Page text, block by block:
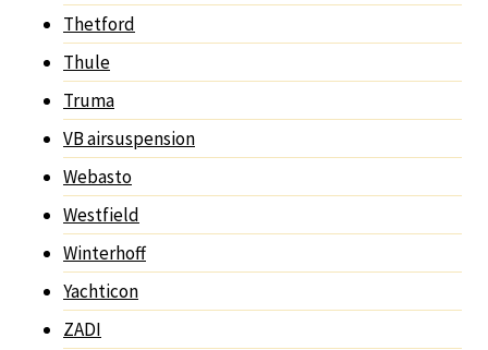
Thetford
Thule
Truma
VB airsuspension
Webasto
Westfield
Winterhoff
Yachticon
ZADI